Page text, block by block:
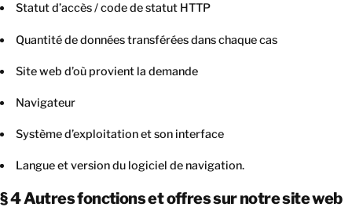
Statut d’accès / code de statut HTTP
Quantité de données transférées dans chaque cas
Site web d’où provient la demande
Navigateur
Système d’exploitation et son interface
Langue et version du logiciel de navigation.
§ 4 Autres fonctions et offres sur notre site web